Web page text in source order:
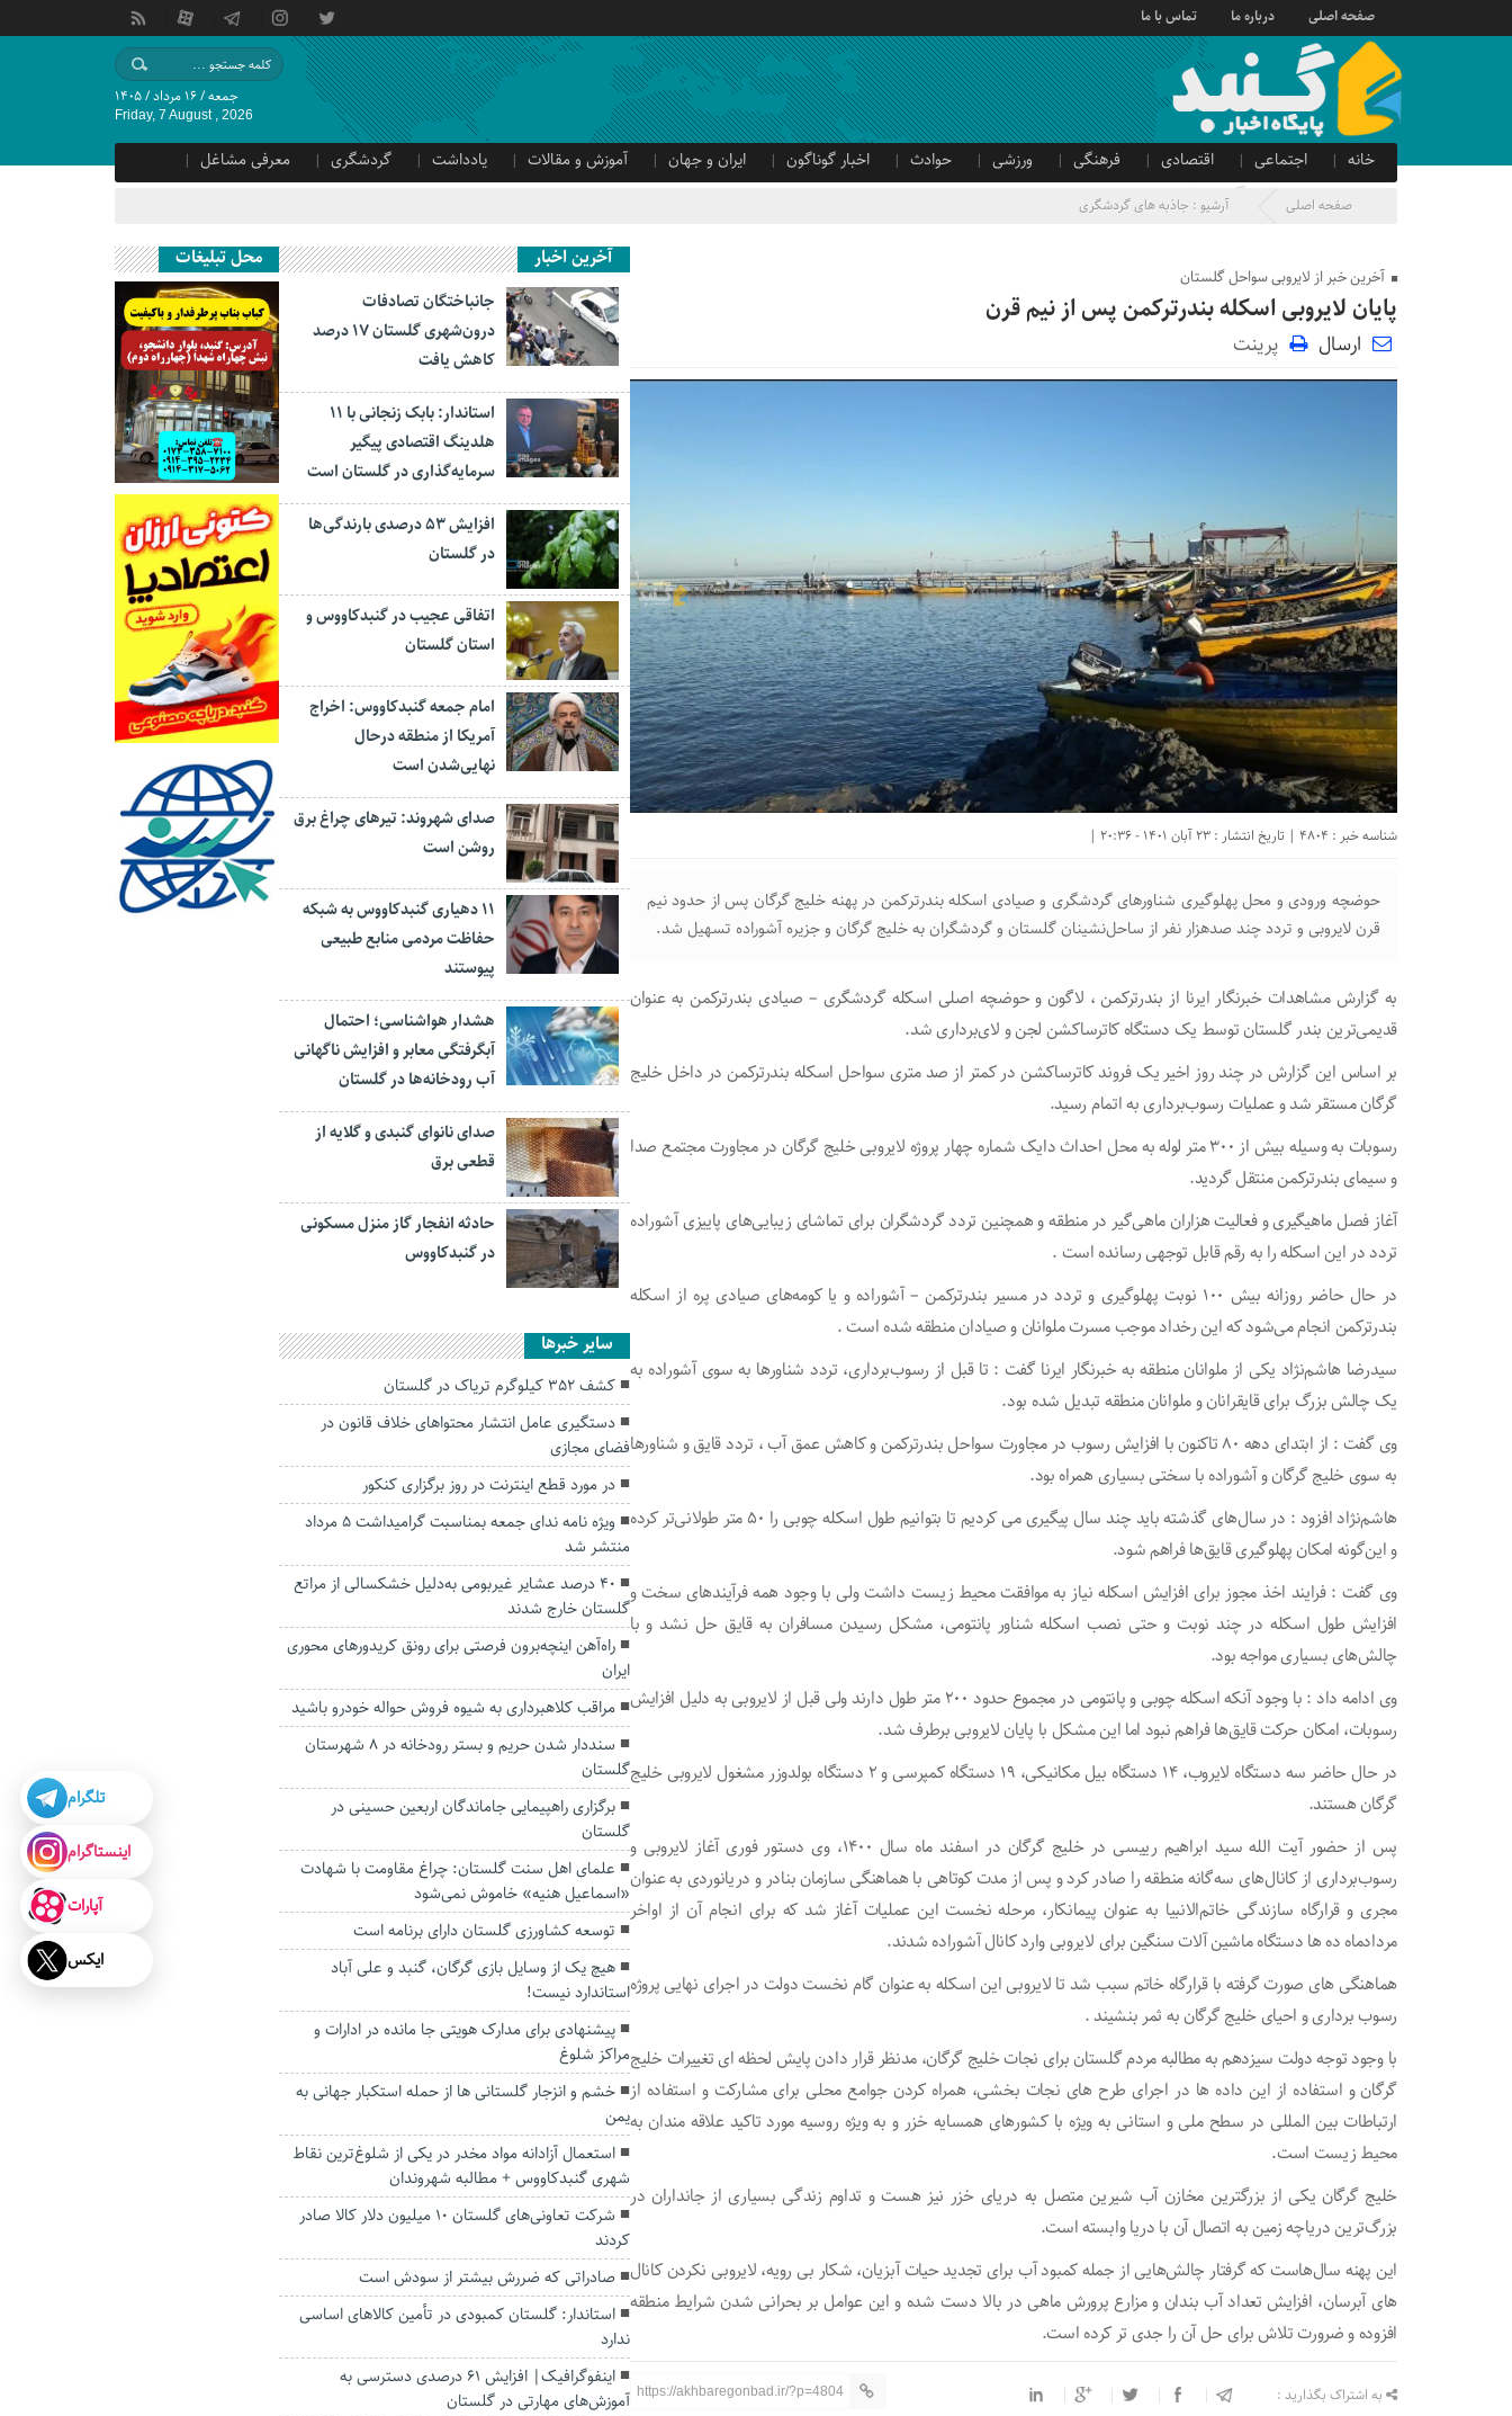
صفحه اصلی درباره ما تماس با ما
جمعه / ۱۶ مرداد / ۱۴۰۵
Friday, 7 August , 2026
خانه اجتماعی اقتصادی فرهنگی ورزشی حوادث اخبار گوناگون ایران و جهان آموزش و مقالات یادداشت گردشگری
معرفی مشاغل
صدای شهروند
آگهی دولتی صفحه اصلی آرشیو :جاذبه های گردشگری
آخرین خبر از لایروبی سواحل گلستان
پایان لایروبی اسکله بندرترکمن پس از نیم قرن
ارسال پرینت
شناسه خبر : 4804 | تاریخ انتشار : 23 آبان 1401 - 20:36 |
حوضچه ورودی و محل پهلوگیری شناورهای گردشگری و صیادی اسکله بندرترکمن در پهنه خلیج گرگان پس از حدود نیم
قرن لایروبی و تردد چند صدهزار نفر از ساحل‌نشینان گلستان و گردشگران به خلیج گرگان و جزیره آشوراده تسهیل شد.
به گزارش مشاهدات خبرنگار ایرنا از بندرترکمن ، لاگون و حوضچه اصلی اسکله گردشگری – صیادی بندرترکمن به عنوان
قدیمی‌ترین بندر گلستان توسط یک دستگاه کاترساکشن لجن و لای‌برداری شد.
بر اساس این گزارش در چند روز اخیر یک فروند کاترساکشن در کمتر از صد متری سواحل اسکله بندرترکمن در داخل خلیج
گرگان مستقر شد و عملیات رسوب‌برداری به اتمام رسید.
رسوبات به وسیله بیش از ۳۰۰ متر لوله به محل احداث دایک شماره چهار پروژه لایروبی خلیج گرگان در مجاورت مجتمع صدا
و سیمای بندرترکمن منتقل گردید.
آغاز فصل ماهیگیری و فعالیت هزاران ماهی‌گیر در منطقه و همچنین تردد گردشگران برای تماشای زیبایی‌های پاییزی آشوراده
تردد در این اسکله را به رقم قابل توجهی رسانده است .
در حال حاضر روزانه بیش ۱۰۰ نوبت پهلوگیری و تردد در مسیر بندرترکمن – آشوراده و یا کومه‌های صیادی پره از اسکله
بندرترکمن انجام می‌شود که این رخداد موجب مسرت ملوانان و صیادان منطقه شده است .
سیدرضا هاشم‌نژاد یکی از ملوانان منطقه به خبرنگار ایرنا گفت : تا قبل از رسوب‌برداری، تردد شناورها به سوی آشوراده به
یک چالش بزرگ برای قایقرانان و ملوانان منطقه تبدیل شده بود.
وی گفت : از ابتدای دهه ۸۰ تاکنون با افزایش رسوب در مجاورت سواحل بندرترکمن و کاهش عمق آب ، تردد قایق‌ و شناورها
به سوی خلیج گرگان و آشوراده با سختی بسیاری همراه بود.
هاشم‌نژاد افزود : در سال‌های گذشته باید چند سال پیگیری می کردیم تا بتوانیم طول اسکله چوبی را ۵۰ متر طولانی‌تر کرده
و این‌گونه امکان پهلوگیری قایق‌ها فراهم شود.
وی گفت : فرایند اخذ مجوز برای افزایش اسکله نیاز به موافقت محیط زیست داشت ولی با وجود همه فرآیندهای سخت و
افزایش طول اسکله در چند نوبت و حتی نصب اسکله شناور پانتومی، مشکل رسیدن مسافران به قایق حل نشد و با
چالش‌های بسیاری مواجه بود.
وی ادامه داد : با وجود آنکه اسکله چوبی و پانتومی در مجموع حدود ۲۰۰ متر طول دارند ولی قبل از لایروبی به دلیل افزایش
رسوبات، امکان حرکت قایق‌ها فراهم نبود اما این مشکل با پایان لایروبی برطرف شد.
در حال حاضر سه دستگاه لایروب، ۱۴ دستگاه بیل مکانیکی، ۱۹ دستگاه کمپرسی و ۲ دستگاه بولدوزر مشغول لایروبی خلیج
گرگان هستند.
پس از حضور آیت الله سید ابراهیم رییسی در خلیج گرگان در اسفند ماه سال ۱۴۰۰، وی دستور فوری آغاز لایروبی و
رسوب‌برداری از کانال‌های سه‌گانه منطقه را صادر کرد و پس از مدت کوتاهی با هماهنگی سازمان بنادر و دریانوردی به عنوان
مجری و قرارگاه سازندگی خاتم‌الانبیا به عنوان پیمانکار، مرحله نخست این عملیات آغاز شد که برای انجام آن از اواخر
مردادماه ده ها دستگاه ماشین آلات سنگین برای لایروبی وارد کانال آشوراده شدند.
هماهنگی های صورت گرفته با قرارگاه خاتم سبب شد تا لایروبی این اسکله به عنوان گام نخست دولت در اجرای نهایی پروژه
رسوب برداری و احیای خلیج گرگان به ثمر بنشیند .
با وجود توجه دولت سیزدهم به مطالبه مردم گلستان برای نجات خلیج گرگان، مدنظر قرار دادن پایش لحظه ای تغییرات خلیج
گرگان و استفاده از این داده ها در اجرای طرح های نجات بخشی، همراه کردن جوامع محلی برای مشارکت و استفاده از
ارتباطات بین المللی در سطح ملی و استانی به ویژه با کشورهای همسایه خزر و به ویژه روسیه مورد تاکید علاقه مندان به
محیط زیست است.
خلیج گرگان یکی از بزرگترین مخازن آب شیرین متصل به دریای خزر نیز هست و تداوم زندگی بسیاری از جانداران در
بزرگ‌ترین دریاچه زمین به اتصال آن با دریا وابسته است.
این پهنه سال‌هاست که گرفتار چالش‌هایی از جمله کمبود آب برای تجدید حیات آبزیان، شکار بی رویه، لایروبی نکردن کانال
های آبرسان، افزایش تعداد آب بندان و مزارع پرورش ماهی در بالا دست شده و این عوامل بر بحرانی شدن شرایط منطقه
افزوده و ضرورت تلاش برای حل آن را جدی تر کرده است.
به اشتراک بگذارید : https://akhbaregonbad.ir/?p=4804
آخرین اخبار
جانباختگان تصادفات
درون‌شهری گلستان ۱۷ درصد
کاهش یافت
استاندار: بابک زنجانی با ۱۱
هلدینگ اقتصادی پیگیر
سرمایه‌گذاری در گلستان است
افزایش ۵۳ درصدی بارندگی‌ها
در گلستان
اتفاقی عجیب در‌ گنبدکاووس و
استان گلستان
امام جمعه گنبدکاووس: اخراج
آمریکا از منطقه درحال
نهایی‌شدن است
صدای شهروند: تیرهای چراغ برق
روشن است
۱۱ دهیاری گنبدکاووس به شبکه
حفاظت مردمی منابع طبیعی
پیوستند
هشدار هواشناسی؛ احتمال
آبگرفتگی معابر و افزایش ناگهانی
آب رودخانه‌ها در گلستان
صدای نانوای گنبدی و گلایه از
قطعی برق
حادثه انفجار گاز منزل مسکونی
در گنبدکاووس
سایر خبرها
کشف ۳۵۲ کیلوگرم تریاک در گلستان
دستگیری عامل انتشار محتواهای خلاف قانون در
فضای مجازی
در مورد قطع اینترنت در روز برگزاری کنکور
ویژه نامه ندای جمعه بمناسبت گرامیداشت ۵ مرداد
منتشر شد
۴۰ درصد عشایر غیربومی به‌دلیل خشکسالی از مراتع
گلستان خارج شدند
راه‌آهن اینچه‌برون فرصتی برای رونق کریدورهای محوری
ایران
مراقب کلاهبرداری به شیوه فروش حواله خودرو باشید
سنددار شدن حریم و بستر رودخانه در ۸ شهرستان
گلستان
برگزاری راهپیمایی جاماندگان اربعین حسینی در
گلستان
علمای اهل سنت گلستان: چراغ مقاومت با شهادت
«اسماعیل هنیه» خاموش نمی‌شود
توسعه کشاورزی گلستان دارای برنامه است
هیچ یک از وسایل بازی گرگان، گنبد و علی آباد
استاندارد نیست!
پیشنهادی برای مدارک هویتی جا مانده در ادارات و
مراکز شلوغ
خشم و انزجار گلستانی ها از حمله استکبار جهانی به
یمن
استعمال آزادانه مواد مخدر در یکی از شلوغ‌ترین نقاط
شهری گنبدکاووس + مطالبه شهروندان
شرکت‌ تعاونی‌های گلستان ۱۰ میلیون دلار کالا صادر
کردند
صادراتی که ضررش بیشتر از سودش است
استاندار: گلستان کمبودی در تأمین کالاهای اساسی
ندارد
اینفوگرافیک| افزایش ۶۱ درصدی دسترسی به
آموزش‌های مهارتی در گلستان
محل تبلیغات
تلگرام
اینستاگرام
آپارات
ایکس